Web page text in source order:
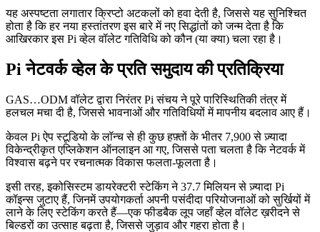
यह अस्पष्टता लगातार क्रिप्टो अटकलों को हवा देती है, जिससे यह सुनिश्चित
होता है कि हर नया हस्तांतरण इस बारे में नए सिद्धांतों को जन्म देता है कि
आखिरकार इस Pi व्हेल वॉलेट गतिविधि को कौन (या क्या) चला रहा है।
Pi नेटवर्क व्हेल के प्रति समुदाय की प्रतिक्रिया
GAS…ODM वॉलेट द्वारा निरंतर Pi संचय ने पूरे पारिस्थितिकी तंत्र में
हलचल मचा दी है, जिससे भावनाओं और गतिविधियों में मापनीय बदलाव आए हैं।
केवल Pi ऐप स्टूडियो के लॉन्च से ही कुछ हफ़्तों के भीतर 7,900 से ज़्यादा
विकेन्द्रीकृत एप्लिकेशन ऑनलाइन आ गए, जिससे पता चलता है कि नेटवर्क में
विश्वास बढ़ने पर रचनात्मक विकास फलता-फूलता है।
इसी तरह, इकोसिस्टम डायरेक्टरी स्टेकिंग ने 37.7 मिलियन से ज़्यादा Pi
कॉइन्स जुटाए हैं, जिनमें उपयोगकर्ता अपनी पसंदीदा परियोजनाओं को सुर्खियों में
लाने के लिए स्टेकिंग करते हैं—एक फीडबैक लूप जहाँ व्हेल वॉलेट ख़रीदने से
बिल्डरों का उत्साह बढ़ता है, जिससे जुड़ाव और गहरा होता है।